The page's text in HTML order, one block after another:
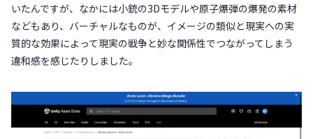
いたんですが、なかには小銃の3Dモデルや原子爆弾の爆発の素材
などもあり、バーチャルなものが、イメージの類似と現実への実
質的な効果によって現実の戦争と妙な関係性でつながってしまう
違和感を感じたりしました。